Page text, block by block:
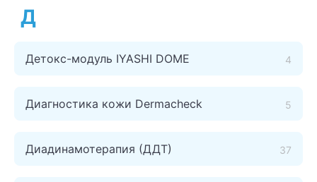
Д
Детокс-модуль IYASHI DOME 4
Диагностика кожи Dermacheck 5
Диадинамотерапия (ДДТ) 37